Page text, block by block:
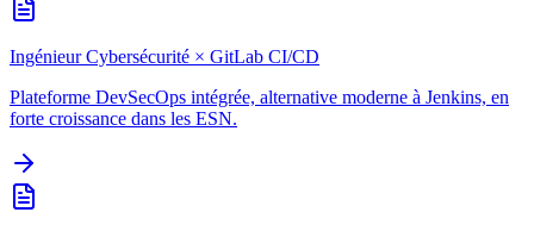
Ingénieur Cybersécurité × GitLab CI/CD
Plateforme DevSecOps intégrée, alternative moderne à Jenkins, en
forte croissance dans les ESN.